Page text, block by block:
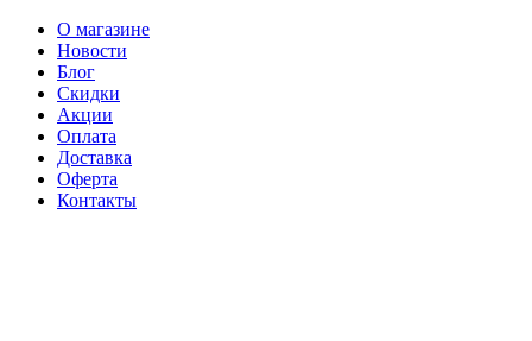
О магазине
Новости
Блог
Скидки
Акции
Оплата
Доставка
Оферта
Контакты